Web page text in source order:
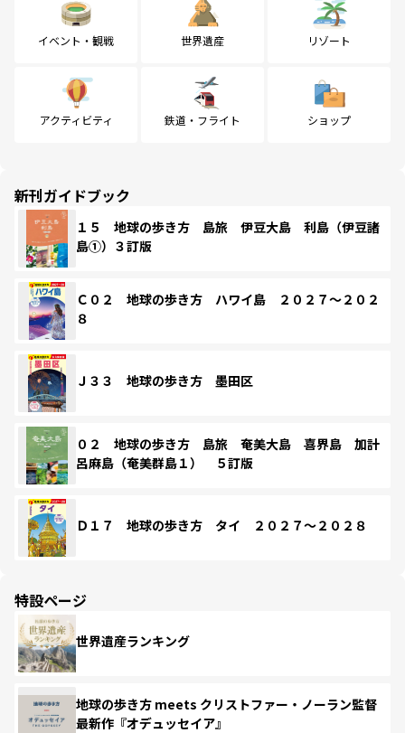
イベント・観戦 世界遺産 リゾート
アクティビティ 鉄道・フライト ショップ
新刊ガイドブック
１５ 地球の歩き方 島旅 伊豆大島 利島（伊豆諸
島①）３訂版
Ｃ０２ 地球の歩き方 ハワイ島 ２０２７～２０２
８
Ｊ３３ 地球の歩き方 墨田区
０２ 地球の歩き方 島旅 奄美大島 喜界島 加計
呂麻島（奄美群島１） ５訂版
Ｄ１７ 地球の歩き方 タイ ２０２７～２０２８
特設ページ
世界遺産ランキング
地球の歩き方 meets クリストファー・ノーラン監督
最新作『オデュッセイア』